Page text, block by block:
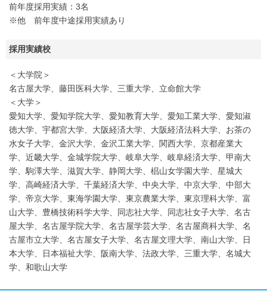
前年度採用実績：3名
※他 前年度中途採用実績あり
採用実績校
＜大学院＞
名古屋大学、藤田医科大学、三重大学、立命館大学
＜大学＞
愛知大学、愛知学院大学、愛知教育大学、愛知工業大学、愛知淑
徳大学、宇都宮大学、大阪経済大学、大阪経済法科大学、お茶の
水女子大学、金沢大学、金沢工業大学、関西大学、京都産業大
学、近畿大学、金城学院大学、岐阜大学、岐阜経済大学、甲南大
学、駒澤大学、滋賀大学、静岡大学、椙山女学園大学、星城大
学、高崎経済大学、千葉経済大学、中央大学、中京大学、中部大
学、帝京大学、東海学園大学、東京農業大学、東京理科大学、富
山大学、豊橋技術科学大学、同志社大学、同志社女子大学、名古
屋大学、名古屋学院大学、名古屋学芸大学、名古屋商科大学、名
古屋市立大学、名古屋女子大学、名古屋文理大学、南山大学、日
本大学、日本福祉大学、阪南大学、法政大学、三重大学、名城大
学、和歌山大学